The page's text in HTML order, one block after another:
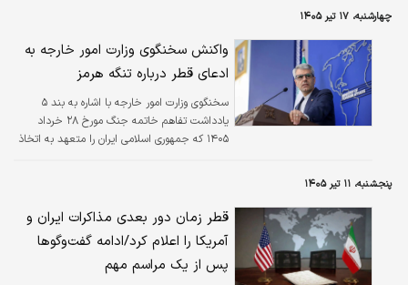
چهارشنبه، ۱۷ تیر ۱۴۰۵
واکنش سخنگوی وزارت امور خارجه به
ادعای قطر درباره تنگه هرمز
سخنگوی وزارت امور خارجه با اشاره به بند ۵
یادداشت تفاهم خاتمه جنگ مورخ ۲۸ خرداد
۱۴۰۵ که جمهوری اسلامی ایران را متعهد به اتخاذ
پنجشنبه، ۱۱ تیر ۱۴۰۵
قطر زمان دور بعدی مذاکرات ایران و
آمریکا را اعلام کرد/ادامه گفت‌وگوها
پس از یک مراسم مهم